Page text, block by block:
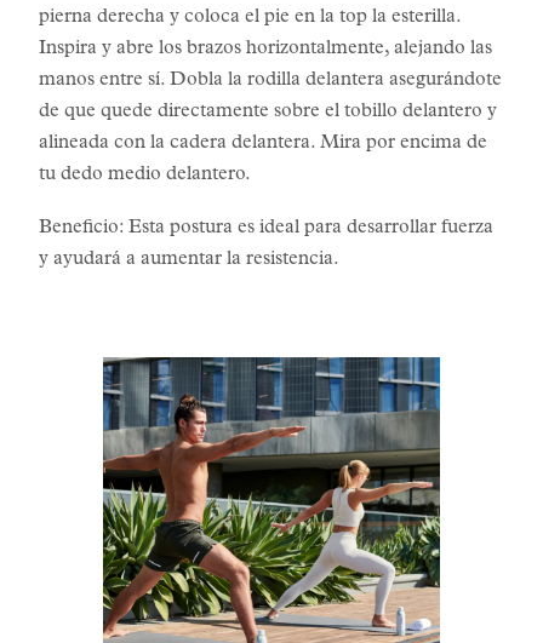
pierna derecha y coloca el pie en la top la esterilla.
Inspira y abre los brazos horizontalmente, alejando las
manos entre sí. Dobla la rodilla delantera asegurándote
de que quede directamente sobre el tobillo delantero y
alineada con la cadera delantera. Mira por encima de
tu dedo medio delantero.
Beneficio: Esta postura es ideal para desarrollar fuerza
y ayudará a aumentar la resistencia.